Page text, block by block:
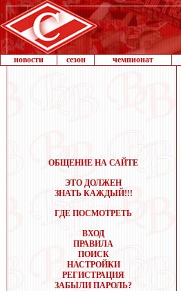
новости сезон чемпионат
ОБЩЕНИЕ НА САЙТЕ
ЭТО ДОЛЖЕН
ЗНАТЬ КАЖДЫЙ!!!
ГДЕ ПОСМОТРЕТЬ
ВХОД
ПРАВИЛА
ПОИСК
НАСТРОЙКИ
РЕГИСТРАЦИЯ
ЗАБЫЛИ ПАРОЛЬ?